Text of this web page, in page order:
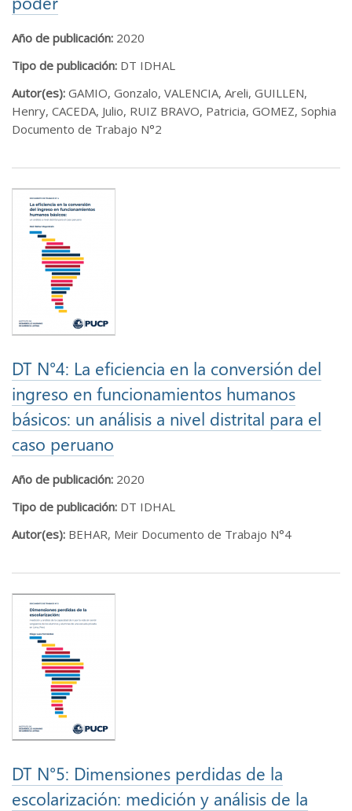
Año de publicación: 2020
Tipo de publicación: DT IDHAL
Autor(es): GAMIO, Gonzalo, VALENCIA, Areli, GUILLEN,
Henry, CACEDA, Julio, RUIZ BRAVO, Patricia, GOMEZ, Sophia
Documento de Trabajo N°2
DT N°4: La eficiencia en la conversión del
ingreso en funcionamientos humanos
básicos: un análisis a nivel distrital para el
caso peruano
Año de publicación: 2020
Tipo de publicación: DT IDHAL
Autor(es): BEHAR, Meir Documento de Trabajo N°4
DT N°5: Dimensiones perdidas de la
escolarización: medición y análisis de la